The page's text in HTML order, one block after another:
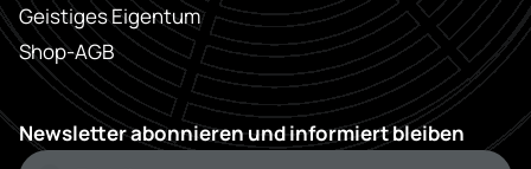
Geistiges Eigentum
Shop-AGB
Newsletter abonnieren und informiert bleiben